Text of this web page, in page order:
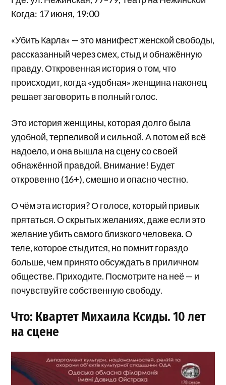
Когда: 17 июня, 19:00
«Убить Карла» — это манифест женской свободы,
рассказанный через смех, стыд и обнажённую
правду. Откровенная история о том, что
происходит, когда «удобная» женщина наконец
решает заговорить в полный голос.
Это история женщины, которая долго была
удобной, терпеливой и сильной. А потом ей всё
надоело, и она вышла на сцену со своей
обнажённой правдой. Внимание! Будет
откровенно (16+), смешно и опасно честно.
О чём эта история? О голосе, который привык
прятаться. О скрытых желаниях, даже если это
желание убить самого близкого человека. О
теле, которое стыдится, но помнит гораздо
больше, чем принято обсуждать в приличном
обществе. Приходите. Посмотрите на неё — и
почувствуйте собственную свободу.
Что: Квартет Михаила Ксиды. 10 лет
на сцене